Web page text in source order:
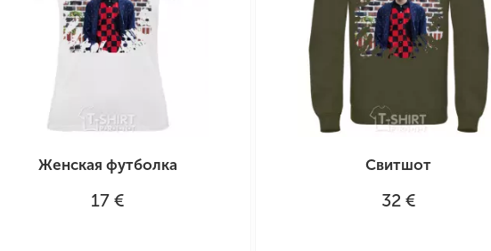
Женская футболка
17 €
Свитшот
32 €